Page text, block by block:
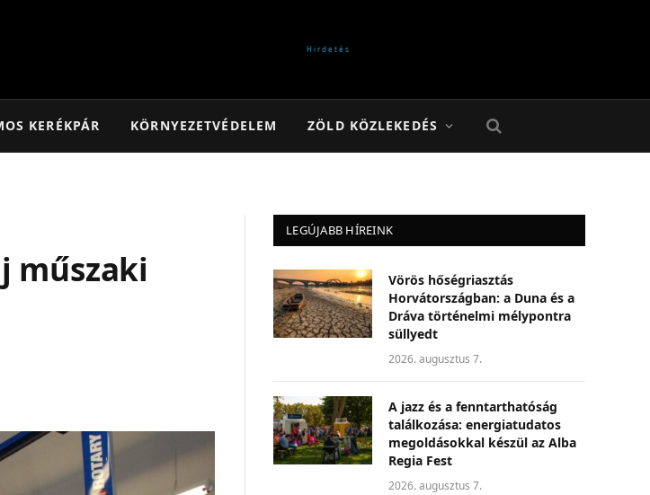
KERÉKPÁR KÖRNYEZETVÉDELEM ZÖLD KÖZLEKEDÉS
műszaki
LEGÚJABB HÍREINK
Vörös hőségriasztás
Horvátországban: a Duna és a
Dráva történelmi mélypontra
süllyedt
2026. augusztus 7.
A jazz és a fenntarthatóság
találkozása: energiatudatos
megoldásokkal készül az Alba
Regia Fest
2026. augusztus 7.